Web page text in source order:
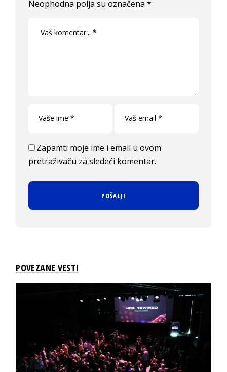
Neophodna polja su označena*
Zapamti moje ime i email u ovom
pretraživaču za sledeći komentar.
POVEZANE VESTI